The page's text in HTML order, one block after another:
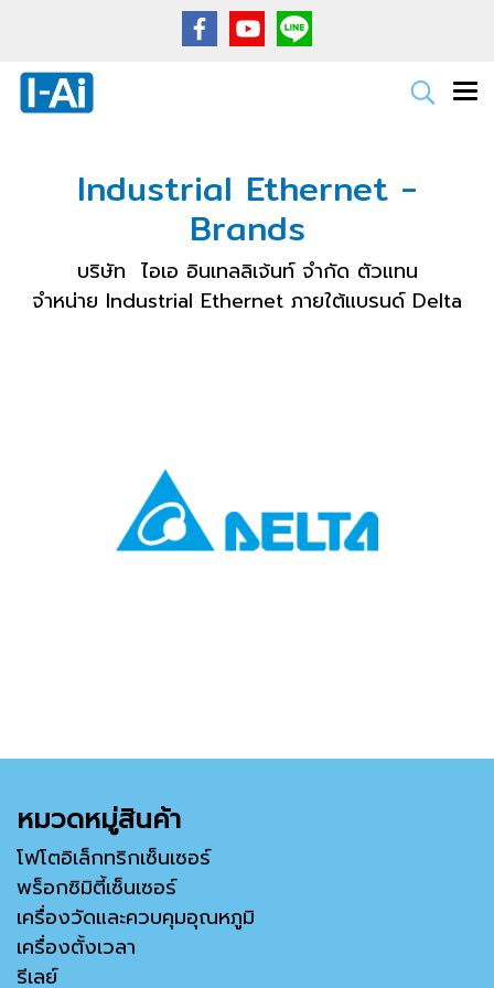
Industrial Ethernet -
Brands
บริษัท ไอเอ อินเทลลิเจ้นท์ จำกัด ตัวแทน
จำหน่าย Industrial Ethernet ภายใต้แบรนด์ Delta
หมวดหมู่สินค้า
โฟโตอิเล็กทริกเซ็นเซอร์
พร็อกซิมิตี้เซ็นเซอร์
เครื่องวัดและควบคุมอุณหภูมิ
เครื่องตั้งเวลา
รีเลย์